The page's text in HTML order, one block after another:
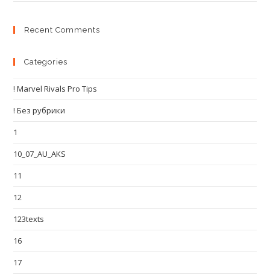
Recent Comments
Categories
! Marvel Rivals Pro Tips
! Без рубрики
1
10_07_AU_AKS
11
12
123texts
16
17